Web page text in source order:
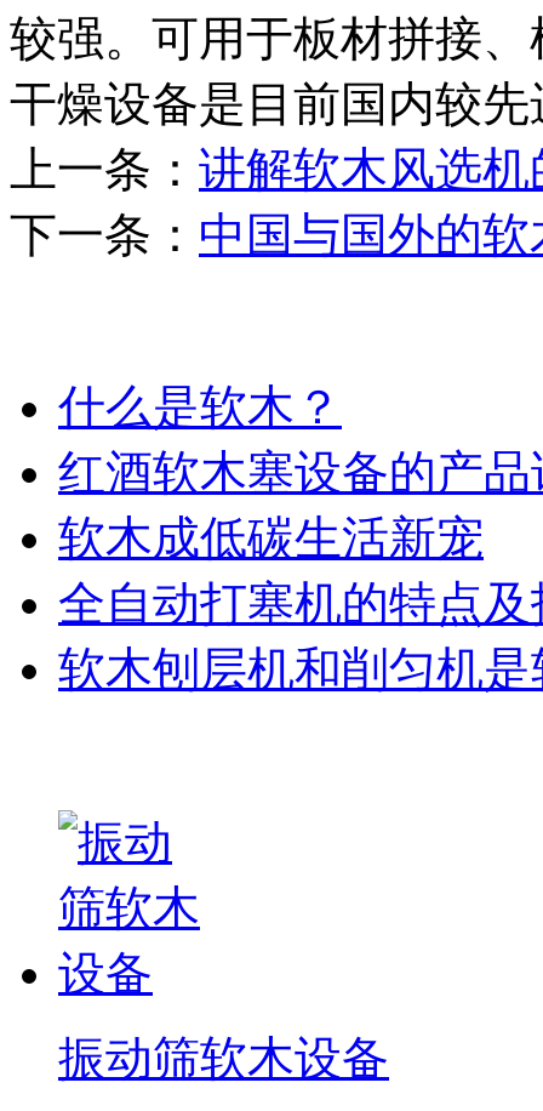
较强。可用于板材拼接
干燥设备是目前国内较
上一条： 讲解软木风选
下一条： 中国与国外的
什么是软木？
红酒软木塞设备的产
软木成低碳生活新宠
全自动打塞机的特点
软木刨层机和削匀机
振动筛软木设备